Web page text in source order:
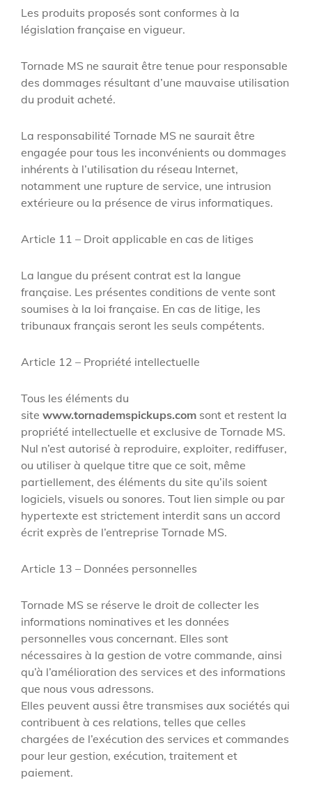
Les produits proposés sont conformes à la
législation française en vigueur.
Tornade MS ne saurait être tenue pour responsable
des dommages résultant d’une mauvaise utilisation
du produit acheté.
La responsabilité Tornade MS ne saurait être
engagée pour tous les inconvénients ou dommages
inhérents à l’utilisation du réseau Internet,
notamment une rupture de service, une intrusion
extérieure ou la présence de virus informatiques.
Article 11 – Droit applicable en cas de litiges
La langue du présent contrat est la langue
française. Les présentes conditions de vente sont
soumises à la loi française. En cas de litige, les
tribunaux français seront les seuls compétents.
Article 12 – Propriété intellectuelle
Tous les éléments du
site www.tornademspickups.com sont et restent la
propriété intellectuelle et exclusive de Tornade MS.
Nul n’est autorisé à reproduire, exploiter, rediffuser,
ou utiliser à quelque titre que ce soit, même
partiellement, des éléments du site qu’ils soient
logiciels, visuels ou sonores. Tout lien simple ou par
hypertexte est strictement interdit sans un accord
écrit exprès de l’entreprise Tornade MS.
Article 13 – Données personnelles
Tornade MS se réserve le droit de collecter les
informations nominatives et les données
personnelles vous concernant. Elles sont
nécessaires à la gestion de votre commande, ainsi
qu’à l’amélioration des services et des informations
que nous vous adressons.
Elles peuvent aussi être transmises aux sociétés qui
contribuent à ces relations, telles que celles
chargées de l’exécution des services et commandes
pour leur gestion, exécution, traitement et
paiement.